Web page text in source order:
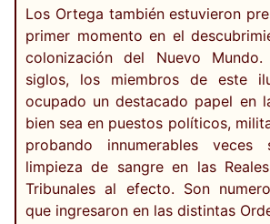
Los Ortega también estuvieron
primer momento en el
colonización del Nuevo
siglos, los miembros de este
ocupado un destacado papel en
bien sea en puestos políticos,
probando innumerables
limpieza de sangre en las
Tribunales al efecto. Son
que ingresaron en las distintas